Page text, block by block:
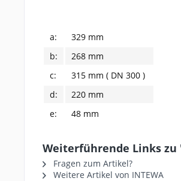
e: 48 mm
a:
329 mm
b:
268 mm
c:
315 mm ( DN 300 )
d:
220 mm
Weiterführende Links zu
Fragen zum Artikel?
Weitere Artikel von INTEWA